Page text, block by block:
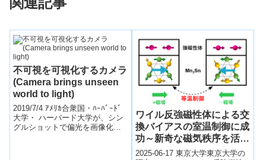
不可視を可視化するカメラ
(Camera brings unseen
world to light)
2019/7/4 ｱﾒﾘｶ合衆国・ﾊｰﾊﾞｰﾄﾞ
大学・ ハーバード大学が、シン
グルショットで偏光を画像化で
ワイル反強磁性体による交
換バイアスの室温制御に成
功～新奇な磁気秩序を活か
した機能設計が導く、スピ
2025-06-17 東京大学東京大学の